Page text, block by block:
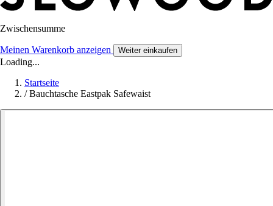
Zwischensumme
Meinen Warenkorb anzeigen Weiter einkaufen
Loading...
Startseite
/ Bauchtasche Eastpak Safewaist